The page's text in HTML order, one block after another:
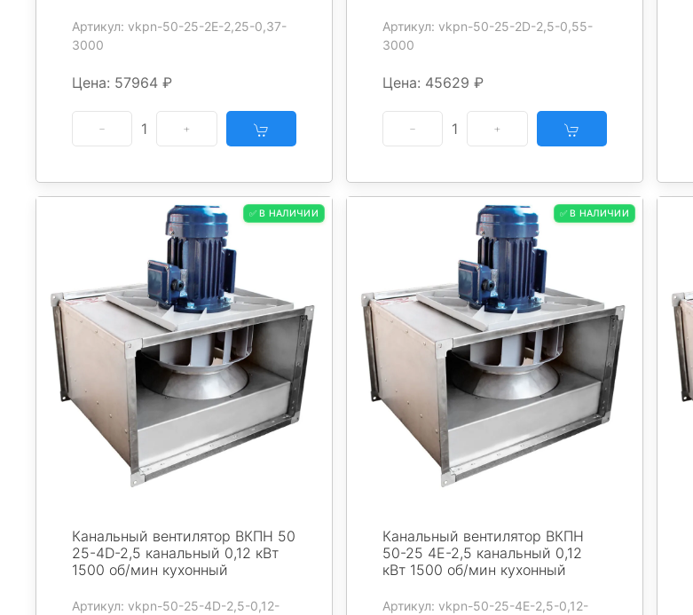
Артикул: vkpn-50-25-2E-2,25-0,37-
3000
Цена: 57964 ₽
1
Артикул: vkpn-50-25-2D-2,5-0,55-
3000
Цена: 45629 ₽
1
✅ В НАЛИЧИИ
Канальный вентилятор ВКПН 50
25-4D-2,5 канальный 0,12 кВт
1500 об/мин кухонный
Артикул: vkpn-50-25-4D-2,5-0,12-
✅ В НАЛИЧИИ
Канальный вентилятор ВКПН
50-25 4E-2,5 канальный 0,12
кВт 1500 об/мин кухонный
Артикул: vkpn-50-25-4E-2,5-0,12-